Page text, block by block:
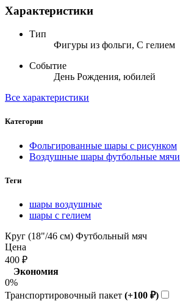
Характеристики
Тип
Фигуры из фольги, С гелием
Событие
День Рождения, юбилей
Все характеристики
Категории
Фольгированные шары с рисунком
Воздушные шары футбольные мячи
Теги
шары воздушные
шары с гелием
Круг (18"/46 см) Футбольный мяч
Цена
400 ₽
Экономия
0%
Транспортировочный пакет (+100 ₽)